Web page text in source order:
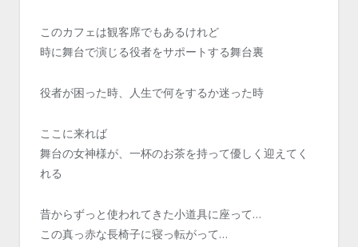
このカフェは観客席でもあるけれど
時に舞台で演じる役者をサポートする舞台裏
役者が困った時、人生で何をするか迷った時
ここに来れば
舞台の女神様が、一杯のお茶を持って優しく迎えてく
れる
昔からずっと使われてきた小道具に座って…
この真っ赤な長椅子に寝っ転がって…